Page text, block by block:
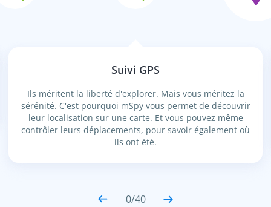
Suivi GPS
Ils méritent la liberté d'explorer. Mais vous méritez la
sérénité. C'est pourquoi mSpy vous permet de découvrir
leur localisation sur une carte. Et vous pouvez même
contrôler leurs déplacements, pour savoir également où
ils ont été.
0/40